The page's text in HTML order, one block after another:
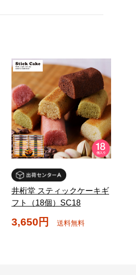
井桁堂 スティックケーキギ
フト（18個）SC18
3,650円 送料無料